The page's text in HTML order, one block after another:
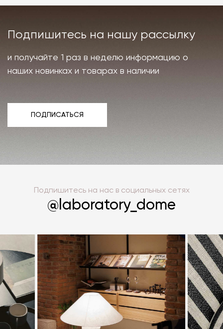
производителей из Европы. Вы можете купить
России.
Преимущества вытяжек
премиум-класса
Тихая, но мощная работа, высокая
производительность при минимальном уровне
технологии фильтрации – очистка воздуха от
инновационным угольным и жировым фильтрам.
Вытяжки с интеллектуальным управлением –
сенсорные панели, удаленное управление
Используются высококачественные материалы
– нержавеющая сталь, закаленное стекло,
керамика и алюминий.
Эксклюзивный дизайн. Стильные дизайнерские
вытяжки станут украшением вашей кухни. У нас
вы можете купить дизайнерскую вытяжку для
кухни, которая идеально впишется в любой
Подпишитесь на нашу рассылку
и получайте 1 раз в неделю информацию о
наших новинках и товарах в наличии
ПОДПИСАТЬСЯ
Подпишитесь на нас в социальных сетях
@laboratory_dome